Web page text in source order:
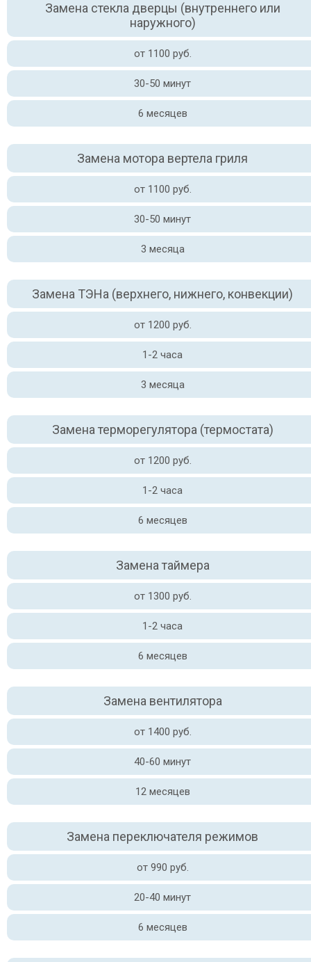
Замена стекла дверцы (внутреннего или
наружного)
от 1100 руб.
30-50 минут
6 месяцев
Замена мотора вертела гриля
от 1100 руб.
30-50 минут
3 месяца
Замена ТЭНа (верхнего, нижнего, конвекции)
от 1200 руб.
1-2 часа
3 месяца
Замена терморегулятора (термостата)
от 1200 руб.
1-2 часа
6 месяцев
Замена таймера
от 1300 руб.
1-2 часа
6 месяцев
Замена вентилятора
от 1400 руб.
40-60 минут
12 месяцев
Замена переключателя режимов
от 990 руб.
20-40 минут
6 месяцев